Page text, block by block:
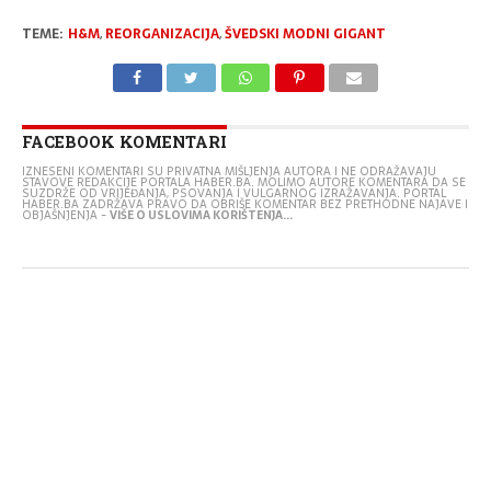
TEME: H&M, REORGANIZACIJA,ŠVEDSKI MODNI GIGANT
FACEBOOK KOMENTARI
IZNESENI KOMENTARI SU PRIVATNA MIŠLJENJA AUTORA I NE ODRAŽAVAJU
STAVOVE REDAKCIJE PORTALA HABER.BA. MOLIMO AUTORE KOMENTARA DA SE
SUZDRŽE OD VRIJEĐANJA, PSOVANJA I VULGARNOG IZRAŽAVANJA. PORTAL
HABER.BA ZADRŽAVA PRAVO DA OBRIŠE KOMENTAR BEZ PRETHODNE NAJAVE I
OBJAŠNJENJA -VIŠE O USLOVIMA KORIŠTENJA...